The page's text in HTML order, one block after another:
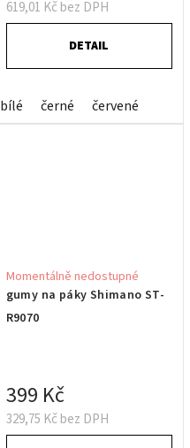
619,01 Kč bez DPH
DETAIL
bílé černé červené
gumy na páky Shimano ST-
R9070
Momentálně nedostupné
329,75 Kč bez DPH
399 Kč